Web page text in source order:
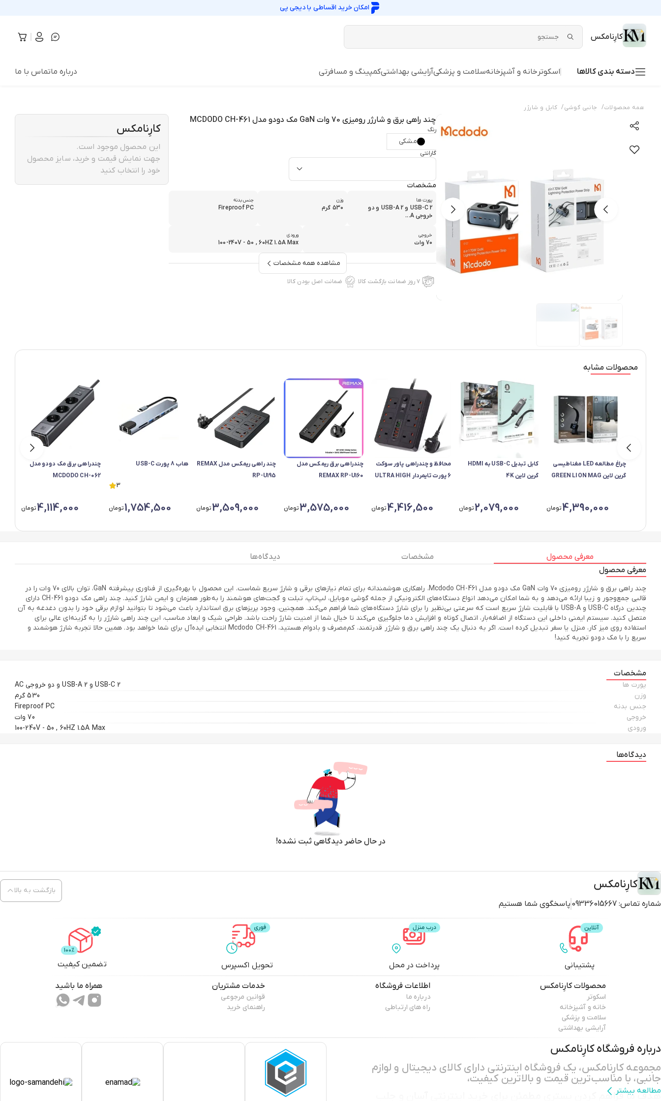
امکان خرید اقساطی بادیجی پی
کارِنامکس
دسته بندی کالاها اسکوتر خانه و آشپزخانهسلامت و پزشکیآرایشی بهداشتیکمپینگ و مسافرتی درباره ماتماس با ما
همه محصولات/ جانبی گوشی/ کابل و شارژر
چند راهی برق و شارژر رومیزی 70 وات GaN مک دودو مدل MCDODO CH-461
رنگ
مشکی
گارانتی
مشخصات
پورت ها
2 USB-C و 2 USB-A و دو
خروجی A...
وزن
530 گرم
جنس بدنه
Fireproof PC
خروجی
70 وات
ورودی
100-240V - 50 , 60HZ 1.5A Max
مشاهده همه مشخصات
۷ روز ضمانت بازگشت کالا ضمانت اصل بودن کالا
کارِنامکس
این محصول موجود است.
جهت نمایش قیمت و خرید، سایز محصول
خود را انتخاب کنید
محصولات مشابه
چراغ مطالعه LED مغناطیسی
گرین لاین GREEN LION MAG
4,390,000تومان
کابل تبدیل USB-C به HDMI
گرین لاین 4K
2,079,000تومان
محافظ و چندراهی پاور سوکت
6 پورت تایمردار ULTRA HIGH
4,416,500تومان
چندراهی برق ریمکس مدل
REMAX RP-U160
3,575,000تومان
چند راهی ریمکس مدل REMAX
RP-U195
3,509,000تومان
هاب 8 پورت USB-C
3
1,754,500تومان
چندراهی برق مک دودو مدل
MCDODO CH-062
4,114,000تومان
معرفی محصول مشخصات
دیدگاه ها
معرفی محصول
چند راهی برق و شارژر رومیزی 70 وات GaN مک دودو مدل Mcdodo CH-461، راهکاری هوشمندانه برای تمام نیازهای برقی و شارژ سریع شماست. این محصول با بهره‌گیری از فناوری پیشرفته GaN، توان بالای 70 وات را در
قالبی جمع‌وجور و زیبا ارائه می‌دهد و به شما امکان می‌دهد انواع دستگاه‌های الکترونیکی از جمله گوشی موبایل، لپ‌تاپ، تبلت و گجت‌های هوشمند را به‌طور همزمان و ایمن شارژ کنید. چند راهی مک دودو CH-461 دارای
چندین درگاه USB-C و USB-A با قابلیت شارژ سریع است که سرعتی بی‌نظیر را برای شارژ دستگاه‌های شما فراهم می‌کند. همچنین، وجود پریزهای برق استاندارد باعث می‌شود تا بتوانید لوازم برقی خود را بدون دغدغه به آن
متصل کنید. سیستم ایمنی داخلی این دستگاه از اضافه‌بار، اتصال کوتاه و افزایش دما جلوگیری می‌کند تا خیال شما از امنیت شارژ راحت باشد. طراحی شیک و ابعاد مناسب، این چند راهی شارژر را به گزینه‌ای عالی برای
استفاده روی میز کار، منزل یا سفر تبدیل کرده است. اگر به دنبال یک چند راهی برق و شارژر قدرتمند، کم‌مصرف و بادوام هستید، Mcdodo CH-461 انتخابی ایده‌آل برای شما خواهد بود. همین حالا تجربه شارژ هوشمند و
سریع را با مک دودو تجربه کنید!
مشخصات
پورت ها
2 USB-C و 2 USB-A و دو خروجی AC
وزن
530 گرم
جنس بدنه
Fireproof PC
خروجی
70 وات
ورودی
100-240V - 50 , 60HZ 1.5A Max
دیدگاه‌ها
در حال حاضر دیدگاهی ثبت نشده!
کارِنامکس
شماره تماس: 09336015667 پاسخگوی شما هستیم
بازگشت به بالا
پشتیبانی پرداخت در محل تحویل اکسپرس تضمین کیفیت
محصولاتکارِنامکس
اسکوتر
خانه و آشپزخانه
سلامت و پزشکی
آرایشی بهداشتی
اطلاعات فروشگاه
درباره ما
راه های ارتباطی
خدمات مشتریان
قوانین مرجوعی
راهنمای خرید
همراه ما باشید
درباره فروشگاهکارِنامکس
مجموعه کارِنامکس، یک فروشگاه اینترنتی دارای کالای دیجیتال و لوازم
جانبی، با مناسب‌ترین قیمت و بالاترین کیفیت،
هدف ما فراهم کردن بستری مطمئن برای خرید اینترنتی آسان و جلب
مطالعه بیشتر